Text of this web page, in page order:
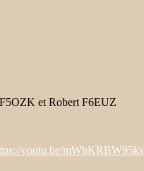
et Robert F6EUZ
youtu.be/mWhKRBW95ks